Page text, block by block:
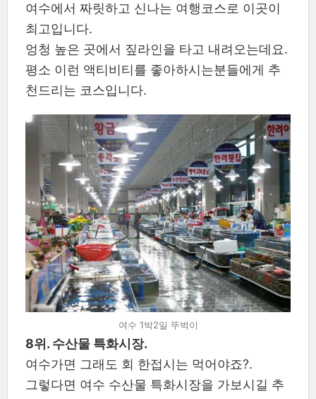
여수에서 짜릿하고 신나는 여행코스로 이곳이
최고입니다.
엉청 높은 곳에서 짚라인을 타고 내려오는데요.
평소 이런 액티비티를 좋아하시는분들에게 추
천드리는 코스입니다.
여수 1박2일 뚜벅이
8위. 수산물 특화시장.
여수가면 그래도 회 한접시는 먹어야죠?.
그렇다면 여수 수산물 특화시장을 가보시길 추